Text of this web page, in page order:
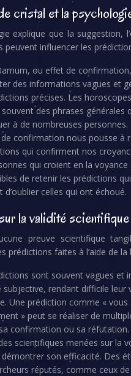
cristal et la
explique que la suggestion,
peuvent influencer les
ou effet de
des informations vagues et
précises. Les
des phrases générales
à de nombreuses personnes.
confirmation nous pousse à
qui confirment nos
qui croient en la voyance
de retenir les prédictions
d’oublier celles qui ont échoué.
la validité scientifique
preuve scientifique
prédictions faites à l’aide de la
sont souvent vagues et
subjective, rendant difficile leur
Une prédiction comme « vous
» peut se réaliser de
confirmation ou sa réfutation.
scientifiques menées sur la
démontrer son efficacité. Des
réputés, comme ceux de